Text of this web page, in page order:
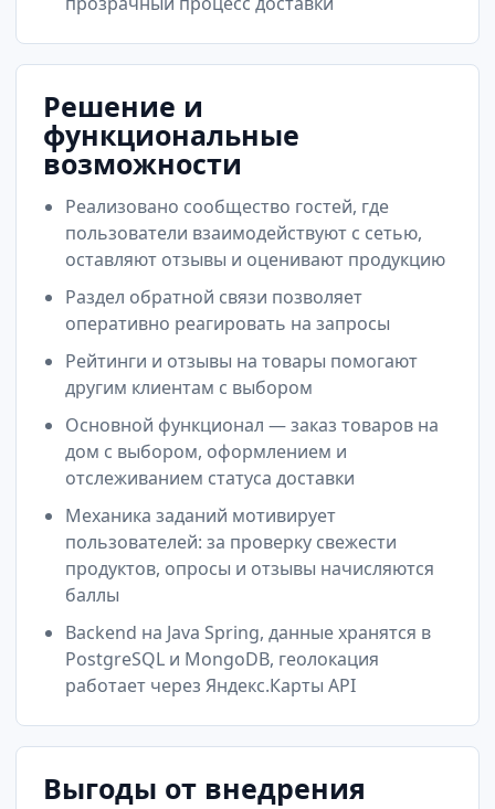
Решение и
функциональные
возможности
Реализовано сообщество гостей, где
пользователи взаимодействуют с сетью,
оставляют отзывы и оценивают продукцию
Раздел обратной связи позволяет
оперативно реагировать на запросы
Рейтинги и отзывы на товары помогают
другим клиентам с выбором
Основной функционал — заказ товаров на
дом с выбором, оформлением и
отслеживанием статуса доставки
Механика заданий мотивирует
пользователей: за проверку свежести
продуктов, опросы и отзывы начисляются
баллы
Backend на Java Spring, данные хранятся в
PostgreSQL и MongoDB, геолокация
работает через Яндекс.Карты API
Выгоды от внедрения